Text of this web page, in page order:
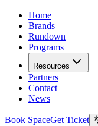
Home
Brands
Rundown
Programs
Resources
Partners
Contact
News
Book SpaceGet Ticket